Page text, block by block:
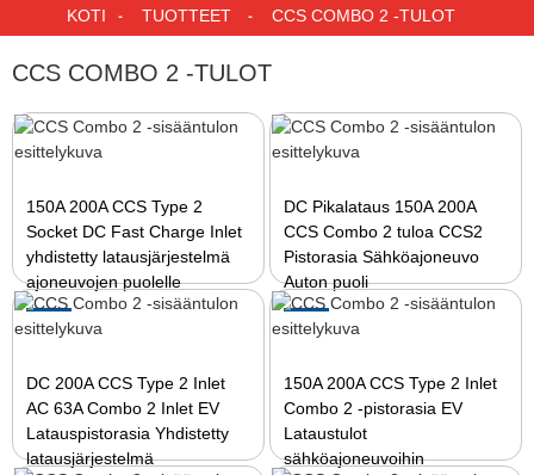
KOTI TUOTTEET CCS COMBO 2 -TULOT
CCS COMBO 2 -TULOT
150A 200A CCS Type 2
Socket DC Fast Charge Inlet
yhdistetty latausjärjestelmä
ajoneuvojen puolelle
DC Pikalataus 150A 200A
CCS Combo 2 tuloa CCS2
Pistorasia Sähköajoneuvo
Auton puoli
DC 200A CCS Type 2 Inlet
AC 63A Combo 2 Inlet EV
Latauspistorasia Yhdistetty
latausjärjestelmä
150A 200A CCS Type 2 Inlet
Combo 2 -pistorasia EV
Lataustulot
sähköajoneuvoihin